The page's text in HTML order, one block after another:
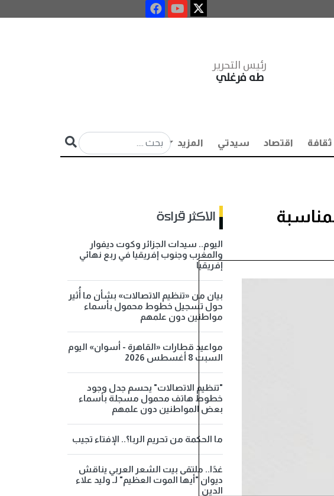
رئيس التحرير
طه فرغلي
ثقافة اقتصاد سيدتي المزيد
الاكثر قراءة
اليوم.. سيدات الجزائر وكوت ديفوار
والمغرب وجنوب إفريقيا في ربع نهائي
إفريقيا
بيان من «تنظيم الاتصالات» بشأن ما أُثير
حول تسجيل خطوط محمول بأسماء
مواطنين دون علمهم
مواعيد قطارات «القاهرة - أسوان» اليوم
السبت 8 أغسطس 2026
"تنظيم الاتصالات" يحسم جدل وجود
خطوط هاتف محمول مسجلة بأسماء
بعض المواطنين دون علمهم
ما الحكمة من تحريم الربا؟.. الإفتاء تجيب
غدًا.. ملتقى بيت الشعر العربي يناقش
ديوان "أيها الموت العظيم" لـ وليد علاء
الدين